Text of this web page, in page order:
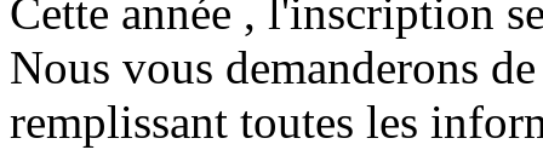
Cette année , l'inscription
Nous vous demanderons
remplissant toutes les